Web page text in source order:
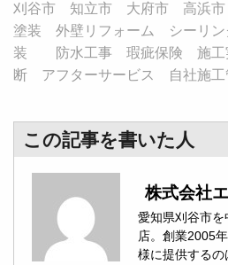
刈谷市 知立市 大府市 高浜
塗装 外壁リフォーム シーリ
装 防水工事 瑕疵保険 施工
断 アフターサービス 自社施
この記事を書いた人
株式会社
愛知県刈谷市を
店。創業2005
様に提供する